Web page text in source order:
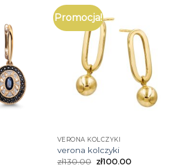
Promocja!
VERONA KOLCZYKI
verona kolczyki
zł130.00 zł100.00